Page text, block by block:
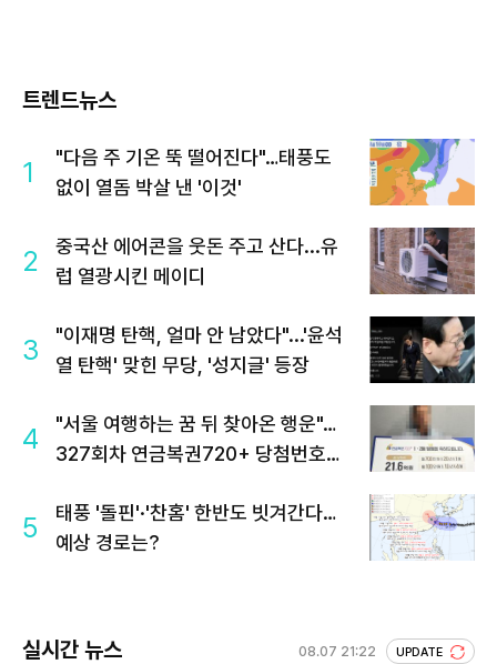
트렌드뉴스
1
"다음 주 기온 뚝 떨어진다"…태풍도
없이 열돔 박살 낸 '이것'
2
중국산 에어콘을 웃돈 주고 산다...유
럽 열광시킨 메이디
3
"이재명 탄핵, 얼마 안 남았다"...'윤석
열 탄핵' 맞힌 무당, '성지글' 등장
4
"서울 여행하는 꿈 뒤 찾아온 행운"…
327회차 연금복권720+ 당첨번호조
5
태풍 '돌핀'·'찬홈' 한반도 빗겨간다…
예상 경로는?
실시간 뉴스 08.07 21:22 UPDATE